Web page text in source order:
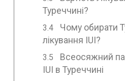
Туреччині?
Чому обирати
лікування IUI?
Всеосяжний
IUI в Туреччині